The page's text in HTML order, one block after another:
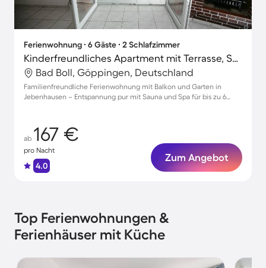
Ferienwohnung ∙ 6 Gäste ∙ 2 Schlafzimmer
Kinderfreundliches Apartment mit Terrasse, Sauna und Grill | Perfekt für die Arbeit von Zuhause
Bad Boll, Göppingen, Deutschland
Familienfreundliche Ferienwohnung mit Balkon und Garten in
Jebenhausen – Entspannung pur mit Sauna und Spa für bis zu 6
ab 167 €
pro Nacht
4.0
Zum Angebot
Top Ferienwohnungen &
Ferienhäuser mit Küche